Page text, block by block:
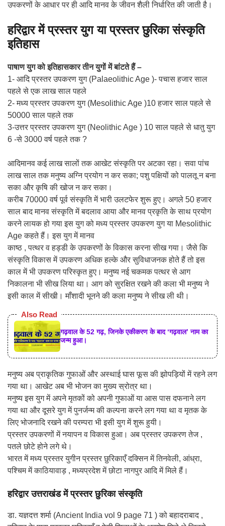
उपकरणों के आधार पर ही आदि मानव के जीवन शैली निर्धारित की जाती है।
हरिद्वार में प्रस्तर युग या प्रस्तर छुरिका संस्कृति
इतिहास
पाषाण युग को इतिहासकार तीन युगों में बांटते हैं –
1- आदि प्रस्तर उपकरण युग (Palaeolithic Age )- पचास हजार साल
पहले से एक लाख साल पहले
2- मध्य प्रस्तर उपकरण युग (Mesolithic Age )10 हजार साल पहले से
50000 साल पहले तक
3-उत्तर प्रस्तर उपकरण युग (Neolithic Age ) 10 साल पहले से धातु युग
6 -से 3000 वर्ष पहले तक ?
आदिमानव कई लाख सालों तक आखेट संस्कृति पर अटका रहा। सवा पांच
लाख साल तक मनुष्य अग्नि प्रयोग न कर सका; पशु पक्षियों को पालतू न बना
सका और कृषि की खोज न कर सका।
करीब 70000 वर्ष पूर्व संस्कृति में भारी उलटफेर शुरू हुए। अगले 50 हजार
साल बाद मानव संस्कृति में बदलाव आया और मानव प्रकृति के साथ प्रयोग
करने लायक हो गया इस युग को मध्य प्रस्तर उपकरण युग या Mesolithic
Age कहते हैं। इस युग में मानव
काष्ठ , पत्थर व हड्डी के उपकरणों के विकास करना सीख गया। जैसे कि
संस्कृति विकास में उपकरण अधिक हल्के और सुविधाजनक होते हैं तो इस
काल में भी उपकरण परिस्कृत हुए। मनुष्य नई चकमक पत्थर से आग
निकालना भी सीख लिया था। आग को सुरक्षित रखने की कला भी मनुष्य ने
इसी काल में सीखी। माँशादी भूनने की कला मनुष्य ने सीख ली थी।
Also Read
गढ़वाल के 52 गढ़, जिनके एकीकरण के बाद ‘गढ़वाल’ नाम का
जन्म हुआ।
मनुष्य अब प्राकृतिक गुफाओं और अस्थाई घास फूस की झोपड़ियों में रहने लग
गया था। आखेट अब भी भोजन का मुख्य स्रोत्र था।
मनुष्य इस युग में अपने मृतकों को अपनी गुफाओं या आस पास दफनाने लग
गया था और दूसरे युग में पुनर्जन्म की कल्पना करने लग गया था व मृतक के
लिए भोजनादि रखने की परम्परा भी इसी युग में शुरू हुयी।
प्रस्तर उपकरणों में नयापन व विकास हुआ। अब प्रस्तर उपकरण तेज ,
पतले छोटे होने लगे थे।
भारत में मध्य प्रस्तर युगीन प्रस्तर छुरिकाएँ दक्सिन में तिनवेली, आंध्रा,
पश्चिम में काठियावाड़ , मध्यप्रदेश में छोटा नागपुर आदि में मिले हैं।
हरिद्वार उत्तराखंड में प्रस्तर छुरिका संस्कृति
डा. यज्ञदत्त शर्मा (Ancient India vol 9 page 71 ) को बहादराबाद ,